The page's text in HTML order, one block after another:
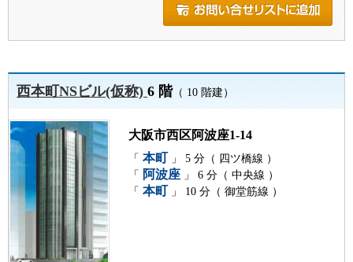
西本町NSビル(仮称)6 階（ 10 階建）
大阪市西区阿波座1-14
「 本町 」 5 分（ 四ツ橋線 ）
「 阿波座 」 6 分（ 中央線 ）
「 本町 」 10 分（ 御堂筋線 ）